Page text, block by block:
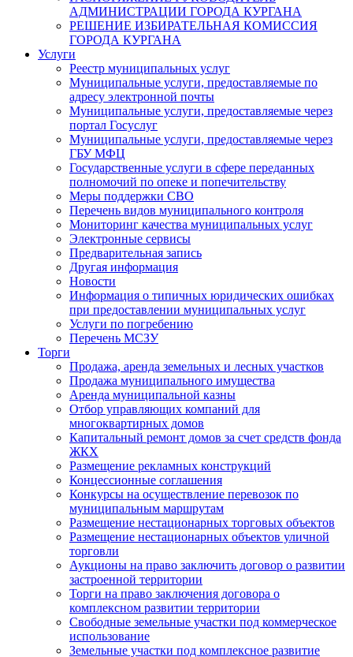
АДМИНИСТРАЦИИ ГОРОДА КУРГАНА
РЕШЕНИЕ ИЗБИРАТЕЛЬНАЯ КОМИССИЯ
ГОРОДА КУРГАНА
Услуги
Реестр муниципальных услуг
Муниципальные услуги, предоставляемые по
адресу электронной почты
Муниципальные услуги, предоставляемые через
портал Госуслуг
Муниципальные услуги, предоставляемые через
ГБУ МФЦ
Государственные услуги в сфере переданных
полномочий по опеке и попечительству
Меры поддержки СВО
Перечень видов муниципального контроля
Мониторинг качества муниципальных услуг
Электронные сервисы
Предварительная запись
Другая информация
Новости
Информация о типичных юридических ошибках
при предоставлении муниципальных услуг
Услуги по погребению
Перечень МСЗУ
Торги
Продажа, аренда земельных и лесных участков
Продажа муниципального имущества
Аренда муниципальной казны
Отбор управляющих компаний для
многоквартирных домов
Капитальный ремонт домов за счет средств фонда
ЖКХ
Размещение рекламных конструкций
Концессионные соглашения
Конкурсы на осуществление перевозок по
муниципальным маршрутам
Размещение нестационарных торговых объектов
Размещение нестационарных объектов уличной
торговли
Аукционы на право заключить договор о развитии
застроенной территории
Торги на право заключения договора о
комплексном развитии территории
Свободные земельные участки под коммерческое
использование
Земельные участки под комплексное развитие